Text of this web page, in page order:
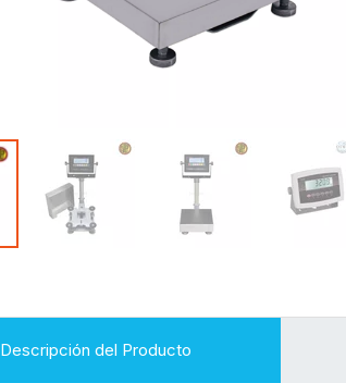
Descripción del Producto